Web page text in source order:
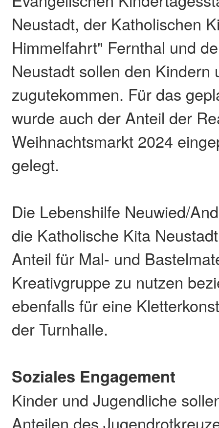
Neustadt, der Katholischen
Himmelfahrt" Fernthal und
Neustadt sollen den Kindern
zugutekommen. Für das
wurde auch der Anteil der
Weihnachtsmarkt 2024
gelegt.
Die Lebenshilfe Neuwied/
die Katholische Kita
Anteil für Mal- und
Kreativgruppe zu nutzen
ebenfalls für eine
der Turnhalle.
Soziales Engagement
Kinder und Jugendliche
Anteilen des